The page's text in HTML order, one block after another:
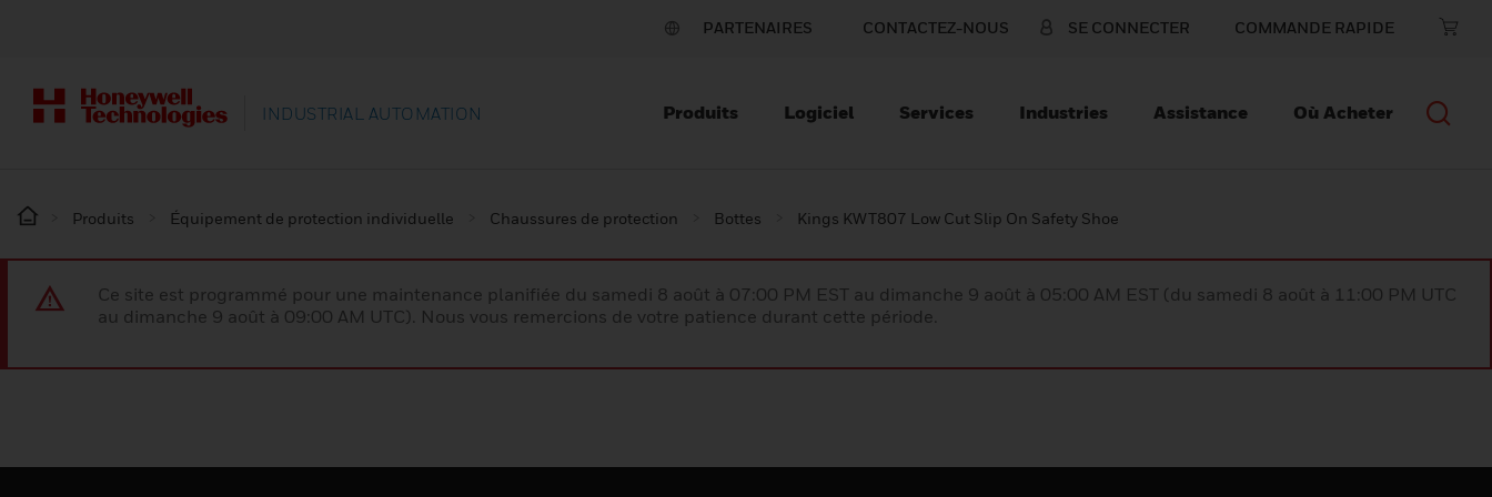
PARTENAIRES CONTACTEZ-NOUS SE CONNECTER COMMANDE RAPIDE
INDUSTRIAL AUTOMATION Produits Logiciel Services Industries Assistance Où Acheter
Produits Équipement de protection individuelle Chaussures de protection Bottes Kings KWT807 Low Cut Slip On Safety Shoe
Ce site est programmé pour une maintenance planifiée du samedi 8 août à 07:00 PM EST au dimanche 9 août à 05:00 AM EST (du samedi 8 août à 11:00 PM UTC
au dimanche 9 août à 09:00 AM UTC). Nous vous remercions de votre patience durant cette période.